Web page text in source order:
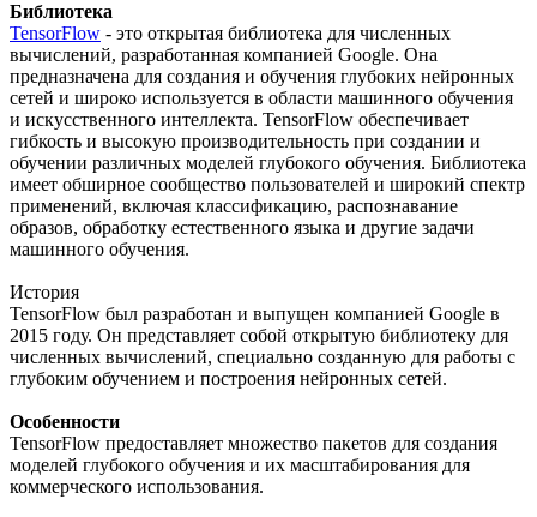
Библиотека
TensorFlow - это открытая библиотека для численных
вычислений, разработанная компанией Google. Она
предназначена для создания и обучения глубоких нейронных
сетей и широко используется в области машинного обучения
и искусственного интеллекта. TensorFlow обеспечивает
гибкость и высокую производительность при создании и
обучении различных моделей глубокого обучения. Библиотека
имеет обширное сообщество пользователей и широкий спектр
применений, включая классификацию, распознавание
образов, обработку естественного языка и другие задачи
машинного обучения.
История
TensorFlow был разработан и выпущен компанией Google в
2015 году. Он представляет собой открытую библиотеку для
численных вычислений, специально созданную для работы с
глубоким обучением и построения нейронных сетей.
Особенности
TensorFlow предоставляет множество пакетов для создания
моделей глубокого обучения и их масштабирования для
коммерческого использования.